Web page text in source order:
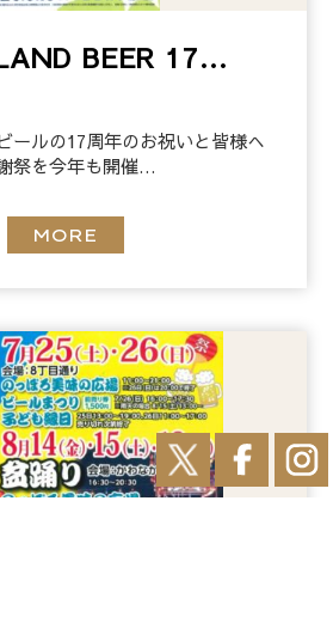
BEER 17…
ールの17周年のお祝いと皆様へ
祭を今年も開催…
MORE